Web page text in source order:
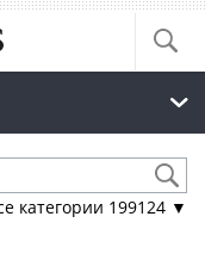
категории 199124 ▼